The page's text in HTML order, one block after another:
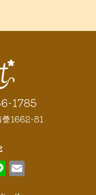
1785
1662-81
Li
n